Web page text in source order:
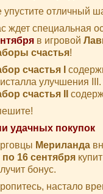
упустите отличный
ждет специальная
в игровой
счастья!
счастья I
улучшения III.
счастья II
удачных покупок
Мериланда
по 16 сентября
бонус.
настало